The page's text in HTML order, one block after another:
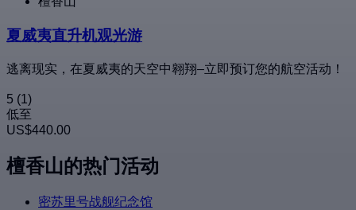
夏威夷直升机观光游
逃离现实，在夏威夷的天空中翱翔–立即预订您的航空活动！
5 (1)
低至
US$440.00
檀香山的热门活动
密苏里号战舰纪念馆